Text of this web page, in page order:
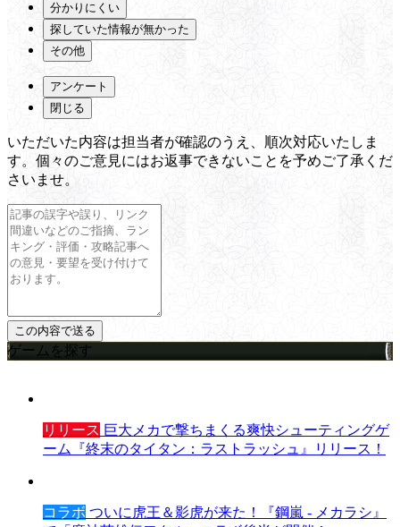
分かりにくい
探していた情報が無かった
その他
アンケート
閉じる
いただいた内容は担当者が確認のうえ、順次対応いたしま
す。個々のご意見にはお返事できないことを予めご了承くだ
さいませ。
ゲームを探す
リリース 巨大メカで撃ちまくる爽快シューティングゲ
ーム『終末のタイタン：ラストラッシュ』リリース！
コラボ ついに虎王＆影虎が来た！『鋼嵐 - メカラシ』